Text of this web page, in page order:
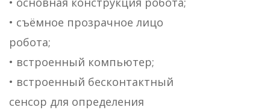
• съёмное прозрачное лицо
робота;
• встроенный компьютер;
• встроенный бесконтактный
сенсор для определения